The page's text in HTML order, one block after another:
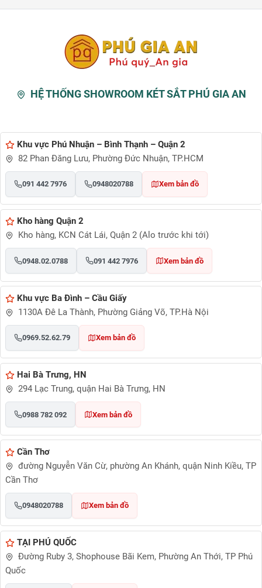
HỆ THỐNG SHOWROOM KÉT SẮT PHÚ GIA AN
Khu vực Phú Nhuận – Bình Thạnh – Quận 2
82 Phan Đăng Lưu, Phường Đức Nhuận, TP.HCM
091 442 7976 0948020788 Xem bản đồ
Kho hàng Quận 2
Kho hàng, KCN Cát Lái, Quận 2 (Alo trước khi tới)
0948.02.0788 091 442 7976 Xem bản đồ
Khu vực Ba Đình – Cầu Giấy
1130A Đê La Thành, Phường Giảng Võ, TP.Hà Nội
0969.52.62.79 Xem bản đồ
Hai Bà Trưng, HN
294 Lạc Trung, quận Hai Bà Trưng, HN
0988 782 092 Xem bản đồ
Cần Thơ
đường Nguyễn Văn Cừ, phường An Khánh, quận Ninh Kiều, TP
Cần Thơ
0948020788 Xem bản đồ
TẠI PHÚ QUỐC
Đường Ruby 3, Shophouse Bãi Kem, Phường An Thới, TP Phú
Quốc